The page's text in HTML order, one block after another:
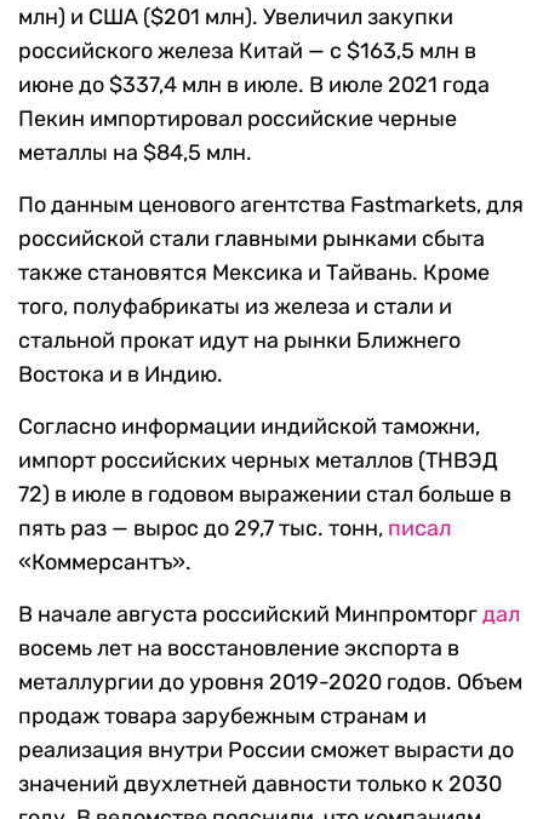
млн) и США ($201 млн). Увеличил закупки
российского железа Китай — с $163,5 млн в
июне до $337,4 млн в июле. В июле 2021 года
Пекин импортировал российские черные
металлы на $84,5 млн.
По данным ценового агентства Fastmarkets, для
российской стали главными рынками сбыта
также становятся Мексика и Тайвань. Кроме
того, полуфабрикаты из железа и стали и
стальной прокат идут на рынки Ближнего
Востока и в Индию.
Согласно информации индийской таможни,
импорт российских черных металлов (ТНВЭД
72) в июле в годовом выражении стал больше в
пять раз — вырос до 29,7 тыс. тонн, писал
«Коммерсантъ».
В начале августа российский Минпромторгдал
восемь лет на восстановление экспорта в
металлургии до уровня 2019-2020 годов. Объем
продаж товара зарубежным странам и
реализация внутри России сможет вырасти до
значений двухлетней давности только к 2030